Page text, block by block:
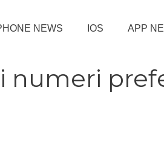
NEWS IOS APP
numeri